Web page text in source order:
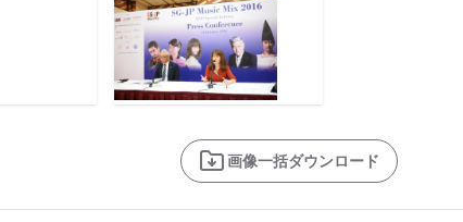
画像一括ダウンロード